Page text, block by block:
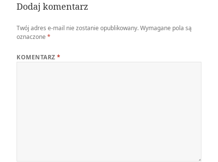
Dodaj komentarz
Twój adres e-mail nie zostanie opublikowany. Wymagane pola są
oznaczone*
KOMENTARZ*